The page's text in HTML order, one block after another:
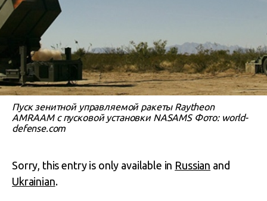
Пуск зенитной управляемой ракеты Raytheon
AMRAAM с пусковой установки NASAMS Фото: world-
defense.com
Sorry, this entry is only available in Russian and
Ukrainian.